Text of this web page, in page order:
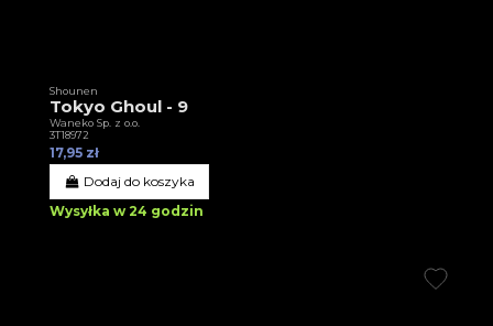
Shounen
Tokyo Ghoul - 9
Waneko Sp. z o.o.
3T18972
17,95 zł
Dodaj do koszyka
Wysyłka w 24 godzin